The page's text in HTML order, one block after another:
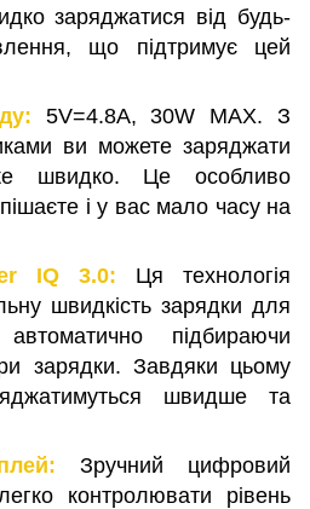
заряджатися від будь-
що підтримує цей
5V=4.8A, 30W MAX. З
ви можете заряджати
швидко. Це особливо
і у вас мало часу на
IQ 3.0:
Ця технологія
швидкість зарядки для
підбираючи
зарядки. Завдяки цьому
швидше та
Зручний цифровий
контролювати рівень